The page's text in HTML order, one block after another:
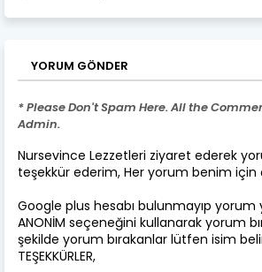
YORUM GÖNDER
* Please Don't Spam Here. All the
Admin.
Nursevince Lezzetleri ziyaret ederek
teşekkür ederim, Her yorum benim için
Google plus hesabı bulunmayıp
ANONİM seçeneğini kullanarak yorum
şekilde yorum bırakanlar lütfen isim
TEŞEKKÜRLER,